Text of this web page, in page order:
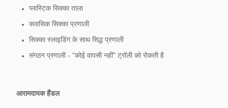
प्लास्टिक सिक्का ताला
क्लासिक सिक्का प्रणाली
सिक्का स्लाइडिंग के साथ सिद्ध प्रणाली
संगठन प्रणाली - "कोई वापसी नहीं" ट्रॉली को रोकती है
आरामदायक हैंडल